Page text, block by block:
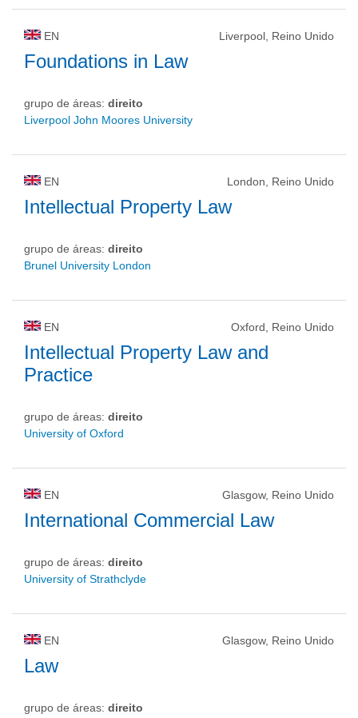
EN Liverpool, Reino Unido
Foundations in Law
grupo de áreas: direito
Liverpool John Moores University
EN London, Reino Unido
Intellectual Property Law
grupo de áreas: direito
Brunel University London
EN Oxford, Reino Unido
Intellectual Property Law and
Practice
grupo de áreas: direito
University of Oxford
EN Glasgow, Reino Unido
International Commercial Law
grupo de áreas: direito
University of Strathclyde
EN Glasgow, Reino Unido
Law
grupo de áreas: direito